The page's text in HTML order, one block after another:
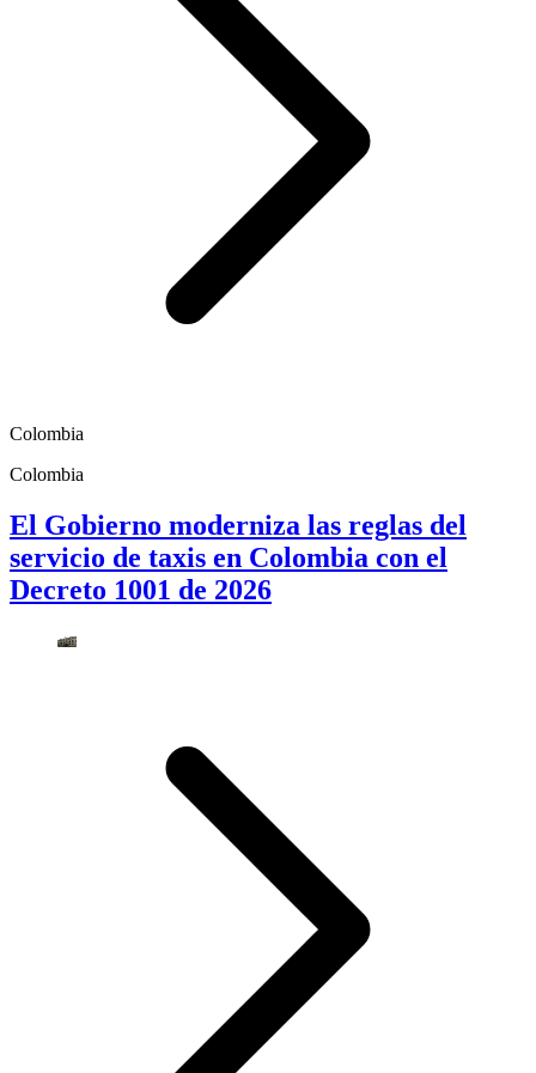
Colombia
Colombia
El Gobierno moderniza las reglas del
servicio de taxis en Colombia con el
Decreto 1001 de 2026